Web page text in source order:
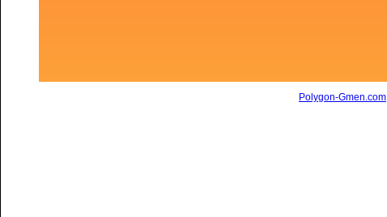
Polygon-Gmen.com